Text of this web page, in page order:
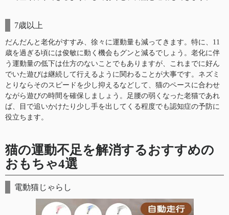
7歳以上
だんだんと老化がすすみ、徐々に運動量も減ってきます。特に、11
歳を過ぎる頃には俊敏に動く機会もグンと減るでしょう。老化に伴
う運動量の低下は仕方のないことでもありますが、これまでに好ん
でいた遊びは継続して行えるように関わることが大事です。ネズミ
とりならそのスピードを少し抑えるなどして、猫のペースに合わせ
ながら遊びの時間を確保しましょう。足腰の弱くなった老猫であれ
ば、目で追いかけたり少し手を出してくる程度でも認知症の予防に
役立ちます。
猫の運動不足を解消するおすすめの
おもちゃ4選
電動猫じゃらし